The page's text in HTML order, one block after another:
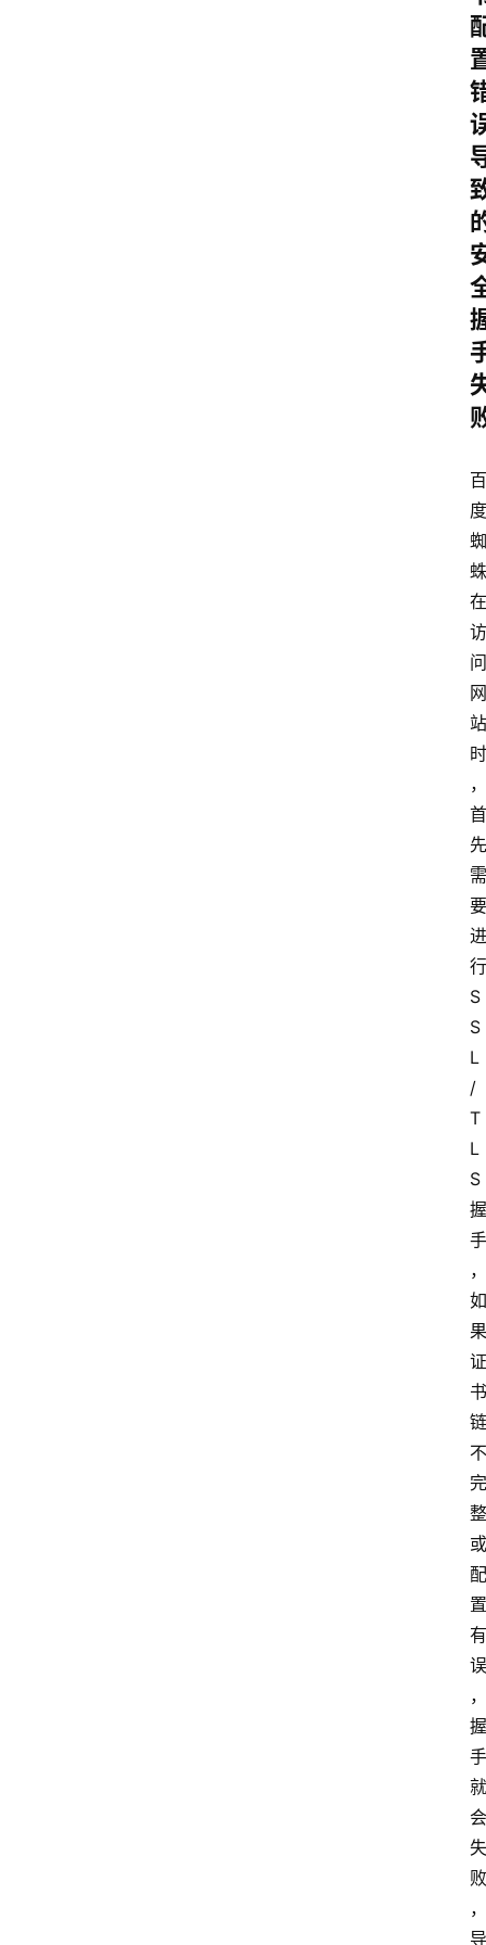
百
度
蜘
蛛
在
访
问
网
站
时
，
首
先
需
要
进
行
S
S
L
/
T
L
S
握
手
，
如
果
证
书
链
不
完
整
或
配
置
有
误
，
握
手
就
会
失
败
，
导